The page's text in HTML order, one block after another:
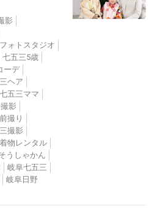
影
フォトスタジオ
七五三5歳
ーデ
ヘア
七五三ママ
影
撮り
撮影
物レンタル
うしゃかん
岐阜七五三
岐阜日野